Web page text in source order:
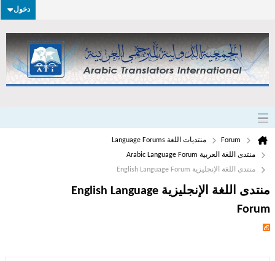
دخول
Forum
منتديات اللغة Language Forums
منتدى اللغة العربية Arabic Language Forum
منتدى اللغة الإنجليزية English Language Forum
منتدى اللغة الإنجليزية English Language
Forum